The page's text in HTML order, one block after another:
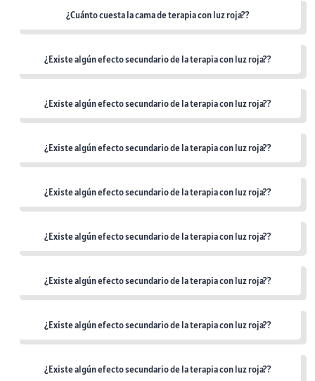
¿Cuánto cuesta la cama de terapia con luz roja??
¿Existe algún efecto secundario de la terapia con luz roja??
¿Existe algún efecto secundario de la terapia con luz roja??
¿Existe algún efecto secundario de la terapia con luz roja??
¿Existe algún efecto secundario de la terapia con luz roja??
¿Existe algún efecto secundario de la terapia con luz roja??
¿Existe algún efecto secundario de la terapia con luz roja??
¿Existe algún efecto secundario de la terapia con luz roja??
¿Existe algún efecto secundario de la terapia con luz roja??